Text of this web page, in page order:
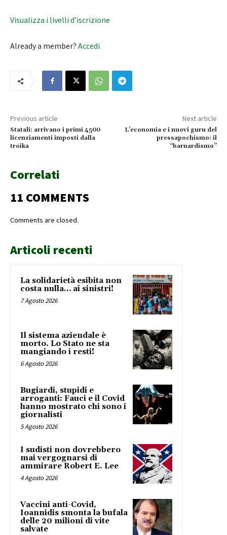
Visualizza i livelli d’iscrizione
Already a member? Accedi
Previous article
Statali: arrivano i primi 4500
licenziamenti imposti dalla
troika
Next article
L’economia e i nuovi guru del
pressapochismo: il
“barnardismo”
Correlati
11 COMMENTS
Comments are closed.
Articoli recenti
La solidarietà esibita non
costa nulla… ai sinistri!
7 Agosto 2026
Il sistema aziendale è
morto. Lo Stato ne sta
mangiando i resti!
6 Agosto 2026
Bugiardi, stupidi e
arroganti: Fauci e il Covid
hanno mostrato chi sono i
giornalisti
5 Agosto 2026
I sudisti non dovrebbero
mai vergognarsi di
ammirare Robert E. Lee
4 Agosto 2026
Vaccini anti-Covid,
Ioannidis smonta la bufala
delle 20 milioni di vite
salvate